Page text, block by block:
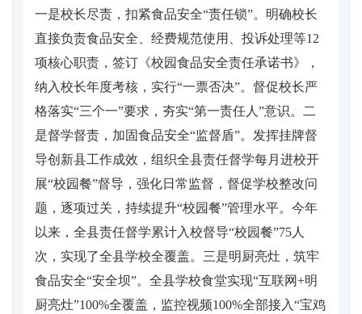
一是校长尽责，扣紧食品安全“责任锁”。明确校长
直接负责食品安全、经费规范使用、投诉处理等12
项核心职责，签订《校园食品安全责任承诺书》，
纳入校长年度考核，实行“一票否决”。督促校长严
格落实“三个一”要求，夯实“第一责任人”意识。二
是督学督责，加固食品安全“监督盾”。发挥挂牌督
导创新县工作成效，组织全县责任督学每月进校开
展“校园餐”督导，强化日常监督，督促学校整改问
题，逐项过关，持续提升“校园餐”管理水平。今年
以来，全县责任督学累计入校督导“校园餐”75人
次，实现了全县学校全覆盖。三是明厨亮灶，筑牢
食品安全“安全坝”。全县学校食堂实现“互联网+明
厨亮灶”100%全覆盖，监控视频100%全部接入“宝鸡